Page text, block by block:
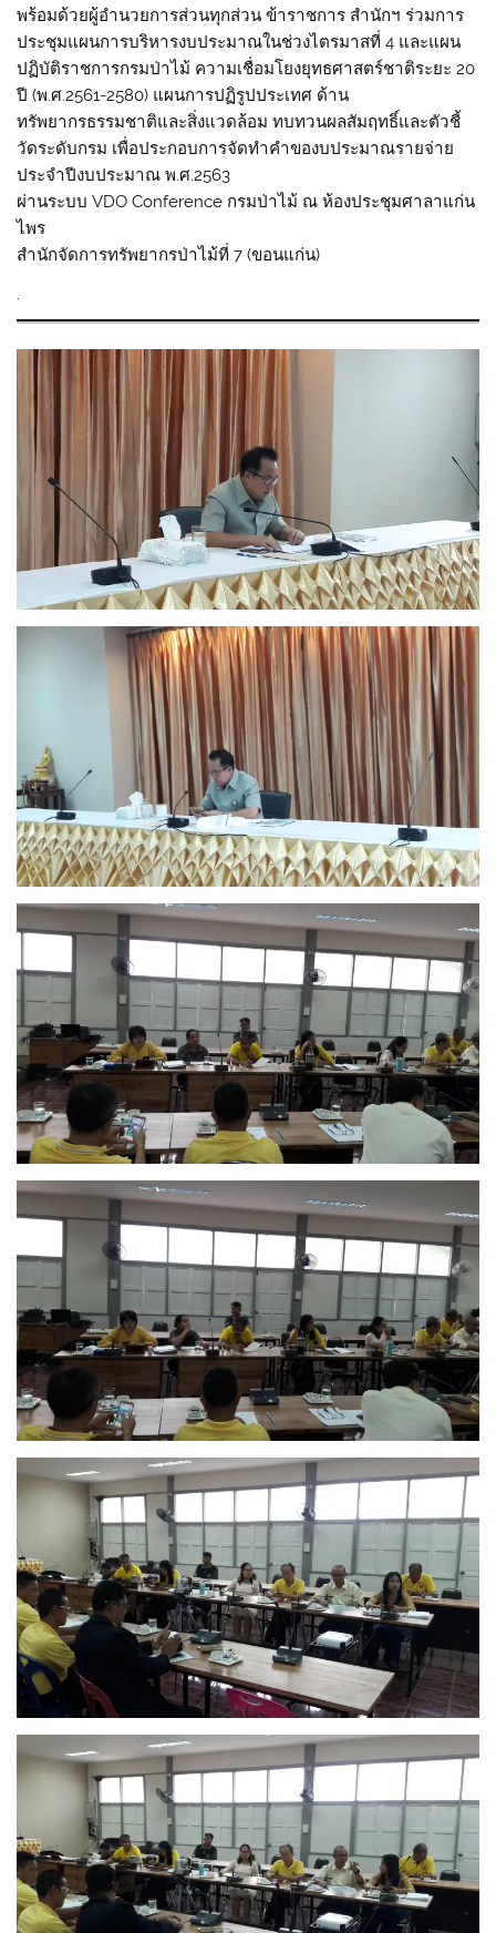
พร้อมด้วยผู้อำนวยการส่วนทุกส่วน ข้าราชการ สำนักฯ ร่วมการ
ประชุมแผนการบริหารงบประมาณในช่วงไตรมาสที่ 4 และแผน
ปฏิบัติราชการกรมป่าไม้ ความเชื่อมโยงยุทธศาสตร์ชาติระยะ 20
ปี (พ.ศ.2561-2580) แผนการปฏิรูปประเทศ ด้าน
ทรัพยากรธรรมชาติและสิ่งแวดล้อม ทบทวนผลสัมฤทธิ์และตัวชี้
วัดระดับกรม เพื่อประกอบการจัดทำคำของบประมาณรายจ่าย
ประจำปีงบประมาณ พ.ศ.2563
ผ่านระบบ VDO Conference กรมป่าไม้ ณ ห้องประชุมศาลาแก่น
ไพร
สำนักจัดการทรัพยากรป่าไม้ที่ 7 (ขอนแก่น)
.